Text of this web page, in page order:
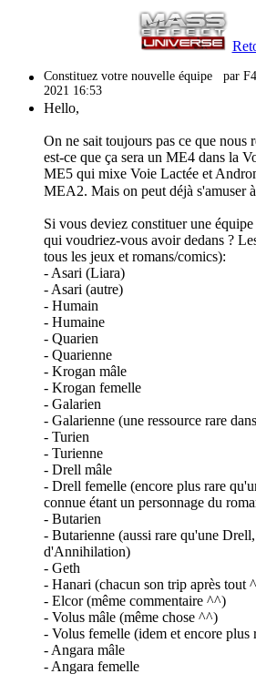
Constituez votre nouvelle équipe par
2021 16:53
Hello,
On ne sait toujours pas ce que nous
est-ce que ça sera un ME4 dans la
ME5 qui mixe Voie Lactée et
MEA2. Mais on peut déjà s'amuser
Si vous deviez constituer une
qui voudriez-vous avoir dedans ?
tous les jeux et romans/comics):
- Asari (Liara)
- Asari (autre)
- Humain
- Humaine
- Quarien
- Quarienne
- Krogan mâle
- Krogan femelle
- Galarien
- Galarienne (une ressource rare
- Turien
- Turienne
- Drell mâle
- Drell femelle (encore plus rare
connue étant un personnage du
- Butarien
- Butarienne (aussi rare qu'une
d'Annihilation)
- Geth
- Hanari (chacun son trip après tout
- Elcor (même commentaire ^^)
- Volus mâle (même chose ^^)
- Volus femelle (idem et encore plus
- Angara mâle
- Angara femelle